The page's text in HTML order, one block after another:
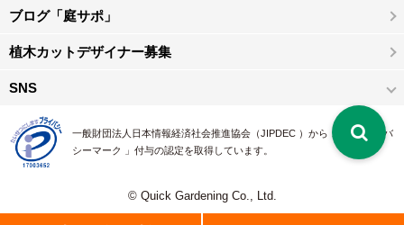
ブログ「庭サポ」
植木カットデザイナー募集
SNS
一般財団法人日本情報経済社会推進協会（JIPDEC ）から 、「 プライバ
シーマーク 」付与の認定を取得しています。
© Quick Gardening Co., Ltd.